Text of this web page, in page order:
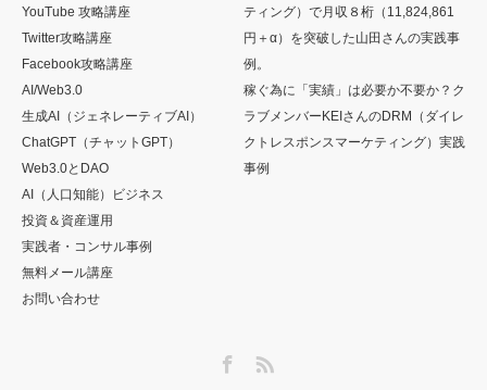
YouTube 攻略講座
Twitter攻略講座
Facebook攻略講座
AI/Web3.0
生成AI（ジェネレーティブAI）
ChatGPT（チャットGPT）
Web3.0とDAO
AI（人口知能）ビジネス
投資＆資産運用
実践者・コンサル事例
無料メール講座
お問い合わせ
ティング）で月収８桁（11,824,861
円＋α）を突破した山田さんの実践事
例。
稼ぐ為に「実績」は必要か不要か？ク
ラブメンバーKEIさんのDRM（ダイレ
クトレスポンスマーケティング）実践
事例